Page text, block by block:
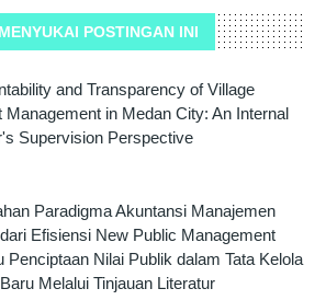
POSTINGAN INI
and Transparency of Village
Management in Medan City: An Internal
Supervision Perspective
Paradigma Akuntansi Manajemen
Efisiensi New Public Management
Penciptaan Nilai Publik dalam Tata Kelola
Melalui Tinjauan Literatur